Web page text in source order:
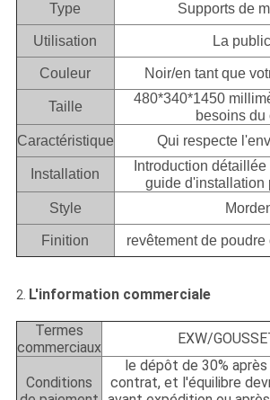
Type Supports de
Utilisation La
Couleur Noir/en tant que
Taille
480*340*1450
besoins du
Caractéristique
Qui respecte
Installation
Introduction
guide d'installation
Style
Finition revêtement de
2. L'information commerciale
Termes
commerciaux
EXW/
Conditions
le dépôt de 30%
contrat, et l'équilibre